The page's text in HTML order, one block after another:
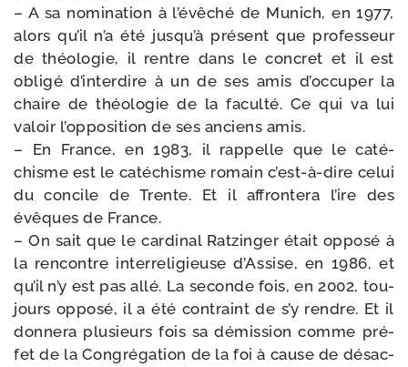
– A sa nomi­na­tion à l’é­vê­ché de Munich, en 1977,
alors qu’il n’a été jus­qu’à pré­sent que pro­fes­seur
de théo­lo­gie, il rentre dans le concret et il est
obli­gé d’in­ter­dire à un de ses amis d’oc­cu­per la
chaire de théo­lo­gie de la facul­té. Ce qui va lui
valoir l’op­po­si­tion de ses anciens amis.
– En France, en 1983, il rap­pelle que le caté­
chisme est le caté­chisme romain c’est-​à-​dire celui
du concile de Trente. Et il affron­te­ra l’ire des
évêques de France.
– On sait que le car­di­nal Ratzinger était oppo­sé à
la ren­contre inter­re­li­gieuse d’Assise, en 1986, et
qu’il n’y est pas allé. La seconde fois, en 2002, tou­
jours oppo­sé, il a été contraint de s’y rendre. Et il
don­ne­ra plu­sieurs fois sa démis­sion comme pré­
fet de la Congrégation de la foi à cause de désac­